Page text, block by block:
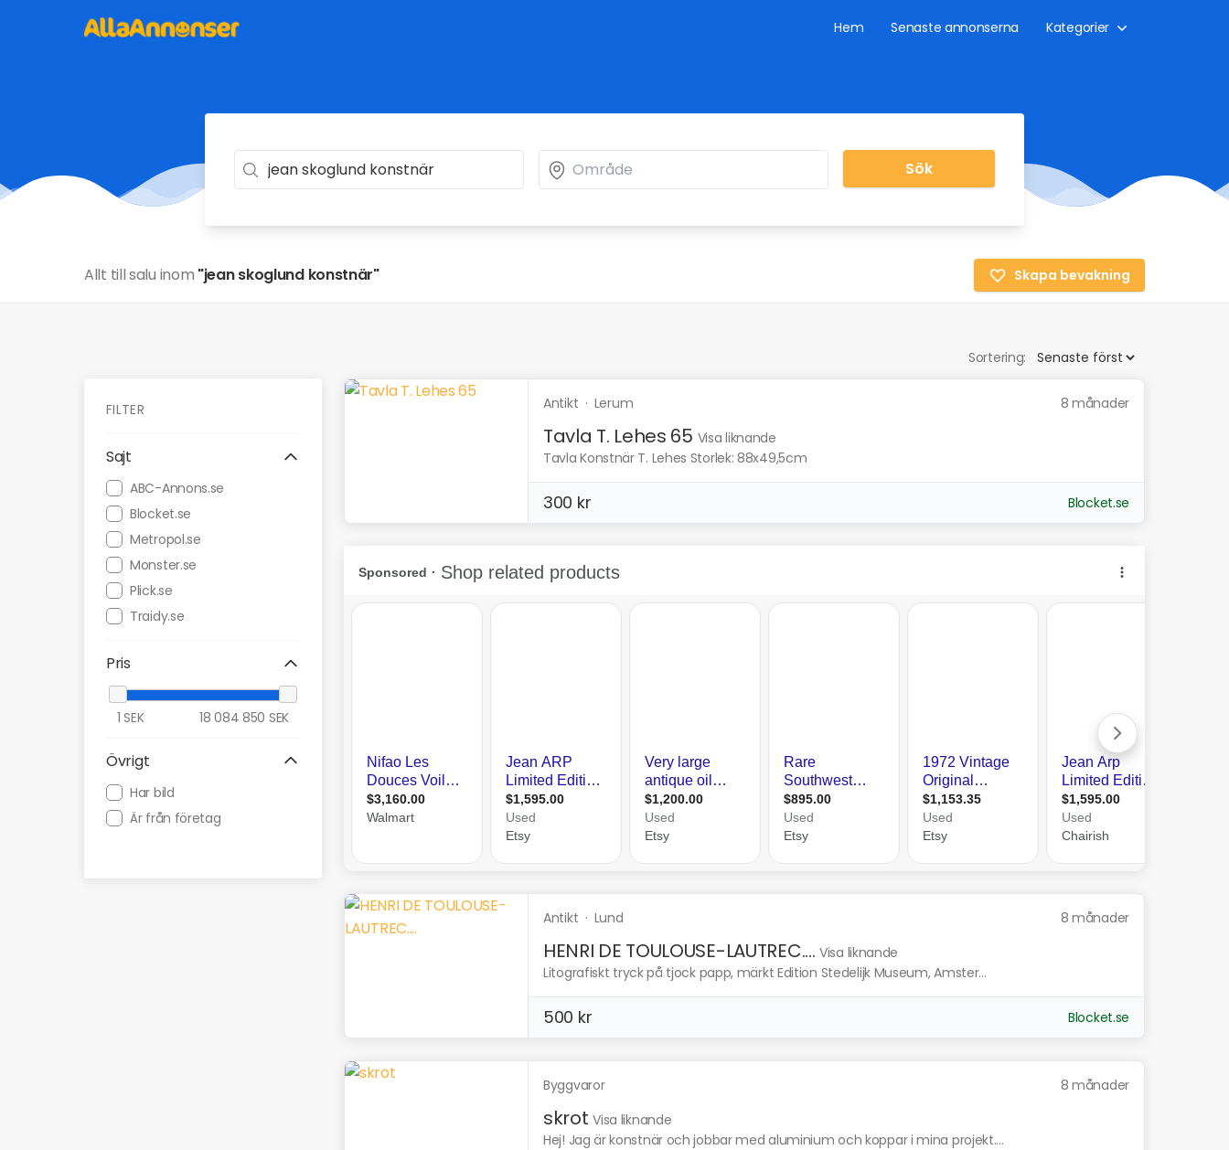
Hem Senaste annonserna Kategorier
Sök
Allt till salu inom "jean skoglund konstnär" Skapa bevakning
Sortering:
FILTER
Sajt
ABC-Annons.se
Blocket.se
Metropol.se
Monster.se
Plick.se
Traidy.se
Pris
1 SEK 18 084 850 SEK
Övrigt
Har bild
Är från företag
Antikt · Lerum 8 månader
Tavla T. Lehes 65 Visa liknande
Tavla Konstnär T. Lehes Storlek: 88x49,5cm
300 kr Blocket.se
Antikt · Lund 8 månader
HENRI DE TOULOUSE-LAUTREC.... Visa liknande
Litografiskt tryck på tjock papp, märkt Edition Stedelijk Museum, Amster...
500 kr Blocket.se
Byggvaror 8 månader
skrot Visa liknande
Hej! Jag är konstnär och jobbar med aluminium och koppar i mina projekt....